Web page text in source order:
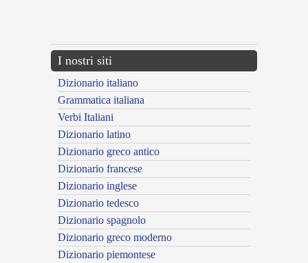
I nostri siti
Dizionario italiano
Grammatica italiana
Verbi Italiani
Dizionario latino
Dizionario greco antico
Dizionario francese
Dizionario inglese
Dizionario tedesco
Dizionario spagnolo
Dizionario greco moderno
Dizionario piemontese